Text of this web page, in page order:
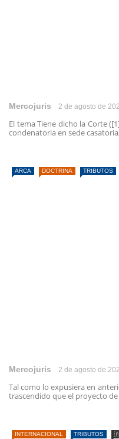
Mercojuris 2 de agosto de
El tema Tiene dicho la Corte
condenatoria en sede
ARCA DOCTRINA TRIBUTOS
Mercojuris 2 de agosto de
Tal como lo expusiera en
trascendido que el proyecto
INTERNACIONAL TRIBUTOS